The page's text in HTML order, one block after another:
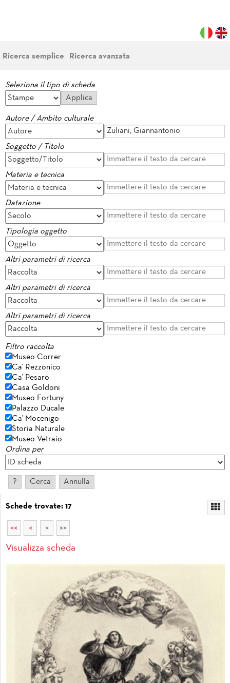
Ricerca semplice Ricerca avanzata
Seleziona il tipo di scheda
Autore / Ambito culturale
Soggetto / Titolo
Materia e tecnica
Datazione
Tipologia oggetto
Altri parametri di ricerca
Altri parametri di ricerca
Altri parametri di ricerca
Filtro raccolta
Museo Correr
Ca' Rezzonico
Ca' Pesaro
Casa Goldoni
Museo Fortuny
Palazzo Ducale
Ca' Mocenigo
Storia Naturale
Museo Vetraio
Ordina per
Schede trovate: 17
<< < > >>
Visualizza scheda